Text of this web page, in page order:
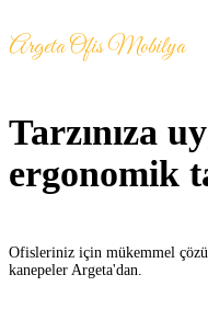
Argeta Ofis Mobilya
Tarzınıza
ergonomik
Ofisleriniz için mükemmel
kanepeler Argeta'dan.